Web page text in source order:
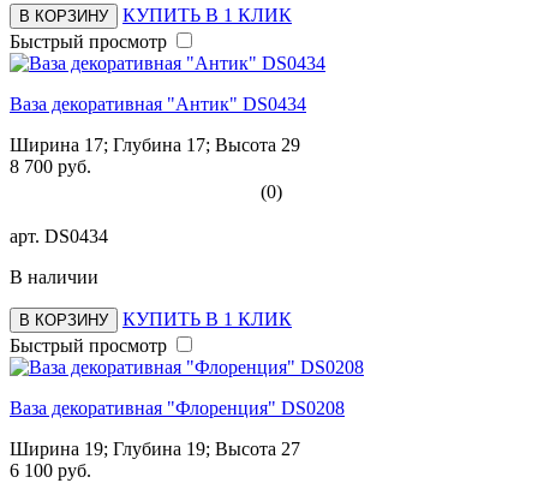
В КОРЗИНУ
КУПИТЬ В 1 КЛИК
Быстрый просмотр
Ваза декоративная "Антик" DS0434
Ширина 17; Глубина 17; Высота 29
8 700 руб.
(0)
арт. DS0434
В наличии
В КОРЗИНУ
КУПИТЬ В 1 КЛИК
Быстрый просмотр
Ваза декоративная "Флоренция" DS0208
Ширина 19; Глубина 19; Высота 27
6 100 руб.